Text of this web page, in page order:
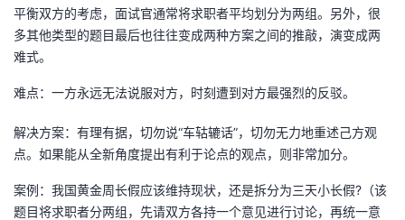
平衡双方的考虑，面试官通常将求职者平均划分为两组。另外，很
多其他类型的题目最后也往往变成两种方案之间的推敲，演变成两
难式。
难点：一方永远无法说服对方，时刻遭到对方最强烈的反驳。
解决方案：有理有据，切勿说“车轱辘话”，切勿无力地重述己方观
点。如果能从全新角度提出有利于论点的观点，则非常加分。
案例：我国黄金周长假应该维持现状，还是拆分为三天小长假?（该
题目将求职者分两组，先请双方各持一个意见进行讨论，再统一意